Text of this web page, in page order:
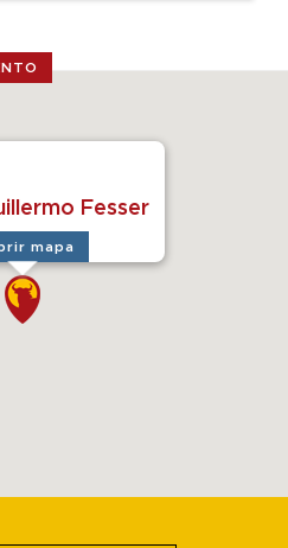
Fesser
mapa